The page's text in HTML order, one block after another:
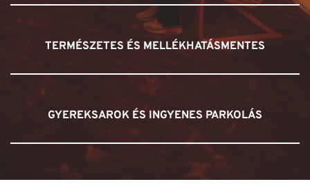
TERMÉSZETES ÉS MELLÉKHATÁSMENTES
GYEREKSAROK ÉS INGYENES PARKOLÁS